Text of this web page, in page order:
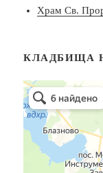
Храм Св.
КЛАДБИЩА
Кладбища в Можайске
Можайск